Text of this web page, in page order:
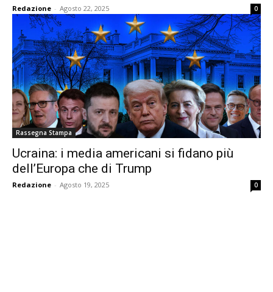
Redazione - Agosto 22, 2025 0
Rassegna Stampa
Ucraina: i media americani si fidano più
dell’Europa che di Trump
Redazione - Agosto 19, 2025 0